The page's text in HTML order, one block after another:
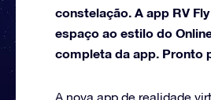
constelação. A app RV
espaço ao estilo do
completa da app. Pronto
A nova app de realidade